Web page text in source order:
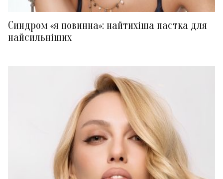
Синдром «я повинна»: найтихіша пастка для
найсильніших